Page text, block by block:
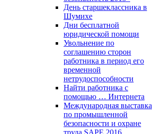
День старшеклассника в
Шумихе
Дни бесплатной
юридической помощи
Увольнение по
соглашению сторон
работника в период его
временной
нетрудоспособности
Найти работника с
помощью … Интернета
Международная выставка
по промышленной
безопасности и охране
труда SAPE 2016